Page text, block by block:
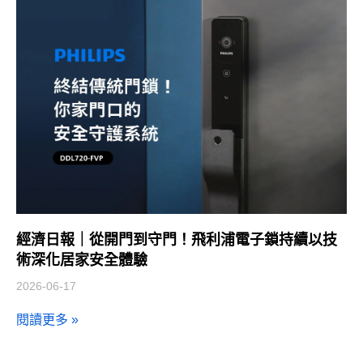
經濟日報｜從開門到守門！飛利浦電子鎖持續以技
術深化居家安全體驗
2026-06-17
閱讀更多 »